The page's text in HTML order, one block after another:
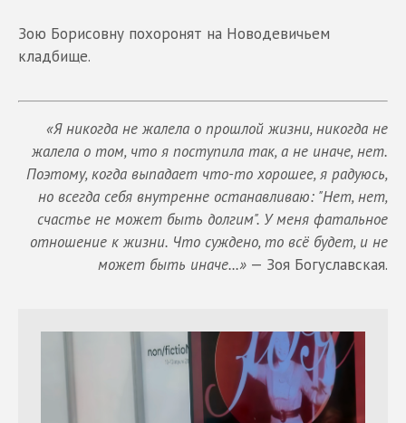
Зою Борисовну похоронят на Новодевичьем
кладбище.
«Я никогда не жалела о прошлой жизни, никогда не
жалела о том, что я поступила так, а не иначе, нет.
Поэтому, когда выпадает что-то хорошее, я радуюсь,
но всегда себя внутренне останавливаю: "Нет, нет,
счастье не может быть долгим". У меня фатальное
отношение к жизни. Что суждено, то всё будет, и не
может быть иначе...» — Зоя Богуславская.